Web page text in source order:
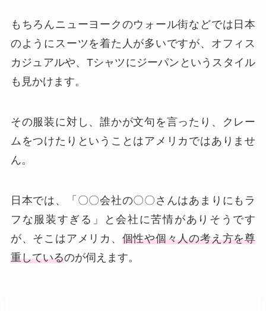
もちろんニューヨークのウォール街などでは日本
のようにスーツを着た人が多いですが、オフィス
カジュアルや、Tシャツにジーパンというスタイル
も見かけます。
その服装に対し、誰かが文句を言ったり、クレー
ムをつけたりということはアメリカではありませ
ん。
日本では、「〇〇会社の〇〇さんはあまりにもラ
フな服装すぎる」と会社に苦情がありそうです
が、そこはアメリカ、 個性や個々人の考え方を尊
重しているのが伺えます。